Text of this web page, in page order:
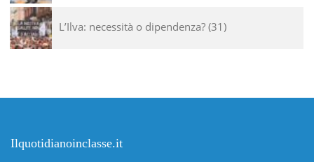
L’Ilva: necessità o dipendenza? 31
Ilquotidianoinclasse.it